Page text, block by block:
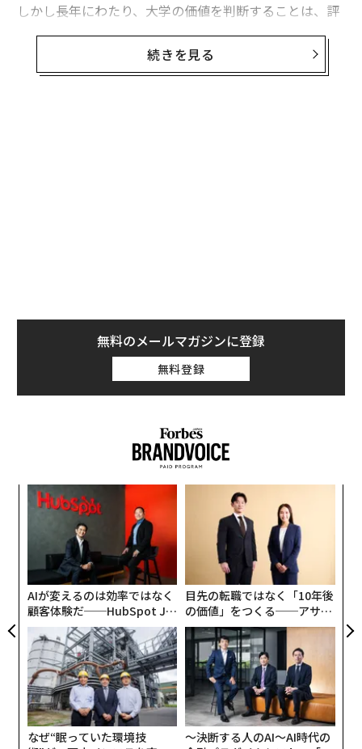
しかし長年にわたり、大学の価値を判断することは、評
判や好みといった主観的規準に阻まれてきた。
私たちが最初に問うのは「最高の大学はどれか」ではな
編集＝遠藤宗生
2026年9月号発売中
続きを見る
無料のメールマガジンに登録
無料登録
AIが変えるのは効率ではなく
顧客体験だ──HubSpot Ja
panが語る「Grow Better」
な組織のつくり方
目先の転職ではなく「10年後
の価値」をつくる──アサイ
ンの長期伴走型支援とは
なぜ“眠っていた環境技
〜決断する人のAI〜AI時代の